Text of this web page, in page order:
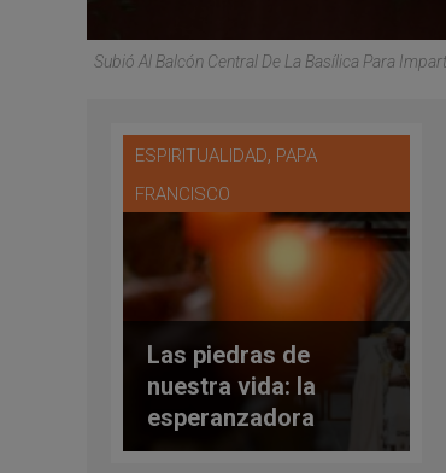
Subió Al Balcón Central De La Basílica Para
ESPIRITUALIDAD, PAPA
FRANCISCO
Las piedras de
nuestra vida: la
esperanzadora
homilía del Papa en la